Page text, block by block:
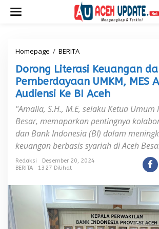
Homepage / BERITA
r
o
n
g
t
e
r
s
e
u
a
n
g
Dorong Literasi Keuangan
Pemberdayaan UMKM, MES
Audiensi Ke BI Aceh
"Amalia, S.H., M.E, selaku Ketua Umum
Besar, memaparkan pentingnya
dan Bank Indonesia (BI) dalam
keuangan berbasis syariah di Aceh
Redaksi
Desember 20, 2024
BERITA
1327 Dilihat